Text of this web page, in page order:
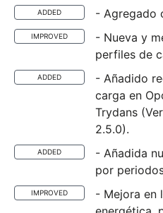
ADDED - Agregado
IMPROVED
- Nueva y
perfiles de
ADDED
- Añadido
carga en
Trydans
2.5.0).
ADDED
- Añadida
por
IMPROVED
- Mejora en